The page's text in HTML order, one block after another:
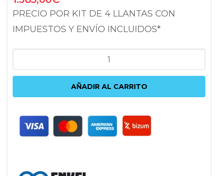
PRECIO POR KIT DE 4 LLANTAS CON
IMPUESTOS Y ENVÍO INCLUIDOS*
KOJIN
5X100
72.6
NEGRO
AÑADIR AL CARRITO